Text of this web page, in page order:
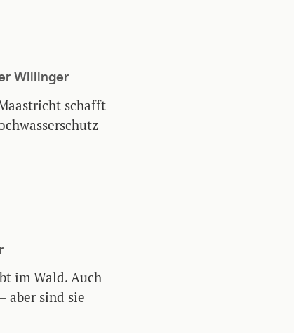
Willinger
schafft
im Wald. Auch
aber sind sie